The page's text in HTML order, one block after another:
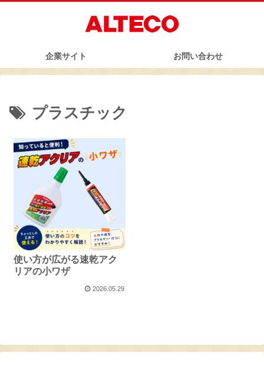
企業サイト お問い合わせ
プラスチック
使い方が広がる速乾アク
リアの小ワザ
2026.05.29